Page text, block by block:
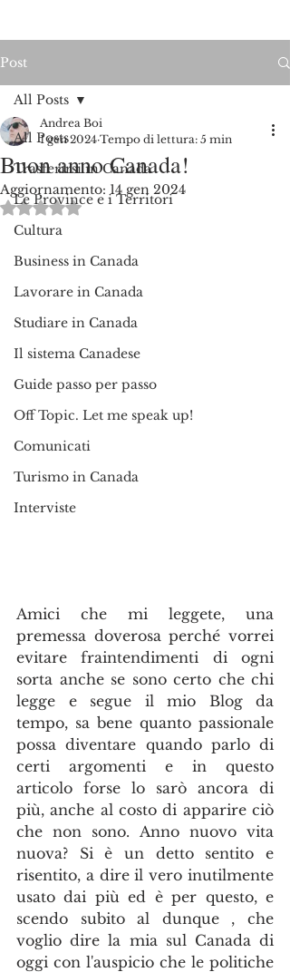
Post
All Posts
Trasferirsi in Canada
Le Province e i Territori
Cultura
Business in Canada
Lavorare in Canada
Studiare in Canada
Il sistema Canadese
Guide passo per passo
Off Topic. Let me speak up!
Comunicati
Turismo in Canada
Interviste
All Posts
Buon anno Canada!
Andrea Boi
1 gen 2024 Tempo di lettura: 5 min
Aggiornamento: 14 gen 2024
Valutazione NaN stelle su 5.
Amici che mi leggete, una
premessa doverosa perché vorrei
evitare fraintendimenti di ogni
sorta anche se sono certo che chi
legge e segue il mio Blog da
tempo, sa bene quanto passionale
possa diventare quando parlo di
certi argomenti e in questo
articolo forse lo sarò ancora di
più, anche al costo di apparire ciò
che non sono. Anno nuovo vita
nuova? Si è un detto sentito e
risentito, a dire il vero inutilmente
usato dai più ed è per questo, e
scendo subito al dunque , che
voglio dire la mia sul Canada di
oggi con l'auspicio che le politiche